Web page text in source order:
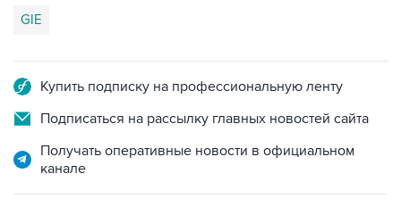
Подписаться на рассылку главных новостей сайта
Получать оперативные новости в официальном